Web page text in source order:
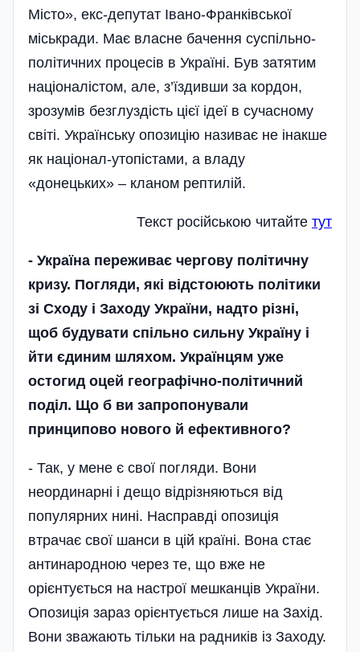
Місто», екс-депутат Івано-Франківської
міськради. Має власне бачення суспільно-
політичних процесів в Україні. Був затятим
націоналістом, але, з’їздивши за кордон,
зрозумів безглуздість цієї ідеї в сучасному
світі. Українську опозицію називає не інакше
як націонал-утопістами, а владу
«донецьких» – кланом рептилій.
Текст росiйською читайте тут
- Україна переживає чергову політичну
кризу. Погляди, які відстоюють політики
зі Сходу і Заходу України, надто різні,
щоб будувати спільно сильну Україну і
йти єдиним шляхом. Українцям уже
остогид оцей географічно-політичний
поділ. Що б ви запропонували
принципово нового й ефективного?
- Так, у мене є свої погляди. Вони
неординарні і дещо відрізняються від
популярних нині. Насправді опозиція
втрачає свої шанси в цій країні. Вона стає
антинародною через те, що вже не
орієнтується на настрої мешканців України.
Опозиція зараз орієнтується лише на Захід.
Вони зважають тільки на радників із Заходу.